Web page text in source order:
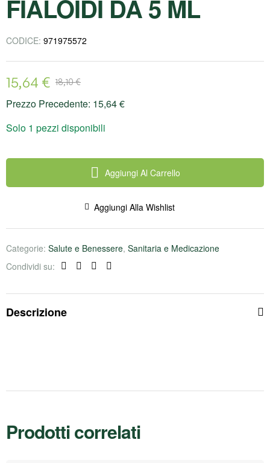
FIALOIDI DA 5 ML
CODICE: 971975572
18,10€
15,64 €
Prezzo Precedente: 15,64€
Solo 1 pezzi disponibili
Aggiungi Al Carrello
Aggiungi Alla Wishlist
Categorie: Salute e Benessere, Sanitaria e Medicazione
Condividi su:
Facebook
TwitterLinkedinPinterest
Descrizione
Prodotti correlati